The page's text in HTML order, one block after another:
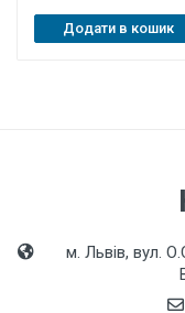
Додати в кошик
м. Львів, вул.